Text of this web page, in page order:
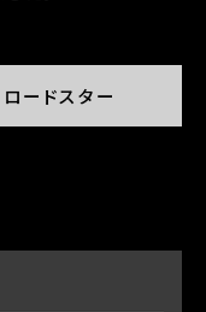
ロードスター